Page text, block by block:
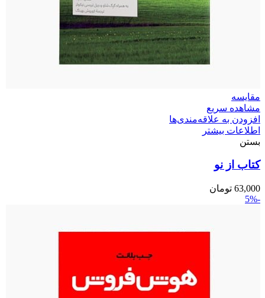
مقایسه
مشاهده سریع
افزودن به علاقه‌مندی‌ها
اطلاعات بیشتر
بستن
کتاب از نو
63,000 تومان
-5%